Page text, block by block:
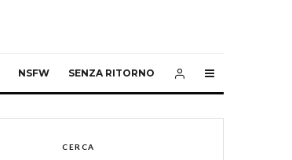
NSFW SENZA RITORNO
CERCA